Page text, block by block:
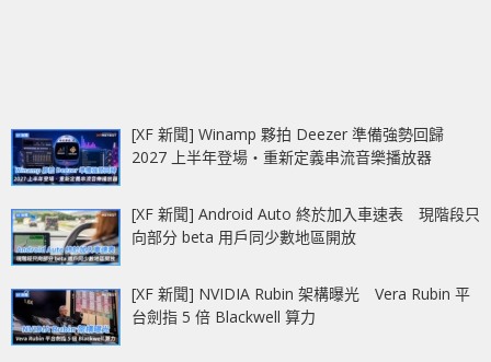
[XF 新聞] Winamp 夥拍 Deezer 準備強勢回歸
2027 上半年登場‧重新定義串流音樂播放器
[XF 新聞] Android Auto 終於加入車速表 現階段只
向部分 beta 用戶同少數地區開放
[XF 新聞] NVIDIA Rubin 架構曝光 Vera Rubin 平
台劍指 5 倍 Blackwell 算力